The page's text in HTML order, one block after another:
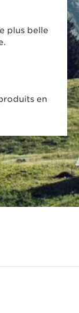
plus belle
en